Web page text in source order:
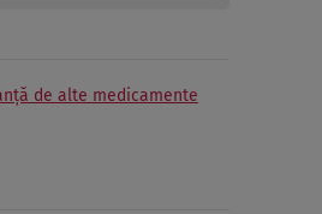
de alte medicamente